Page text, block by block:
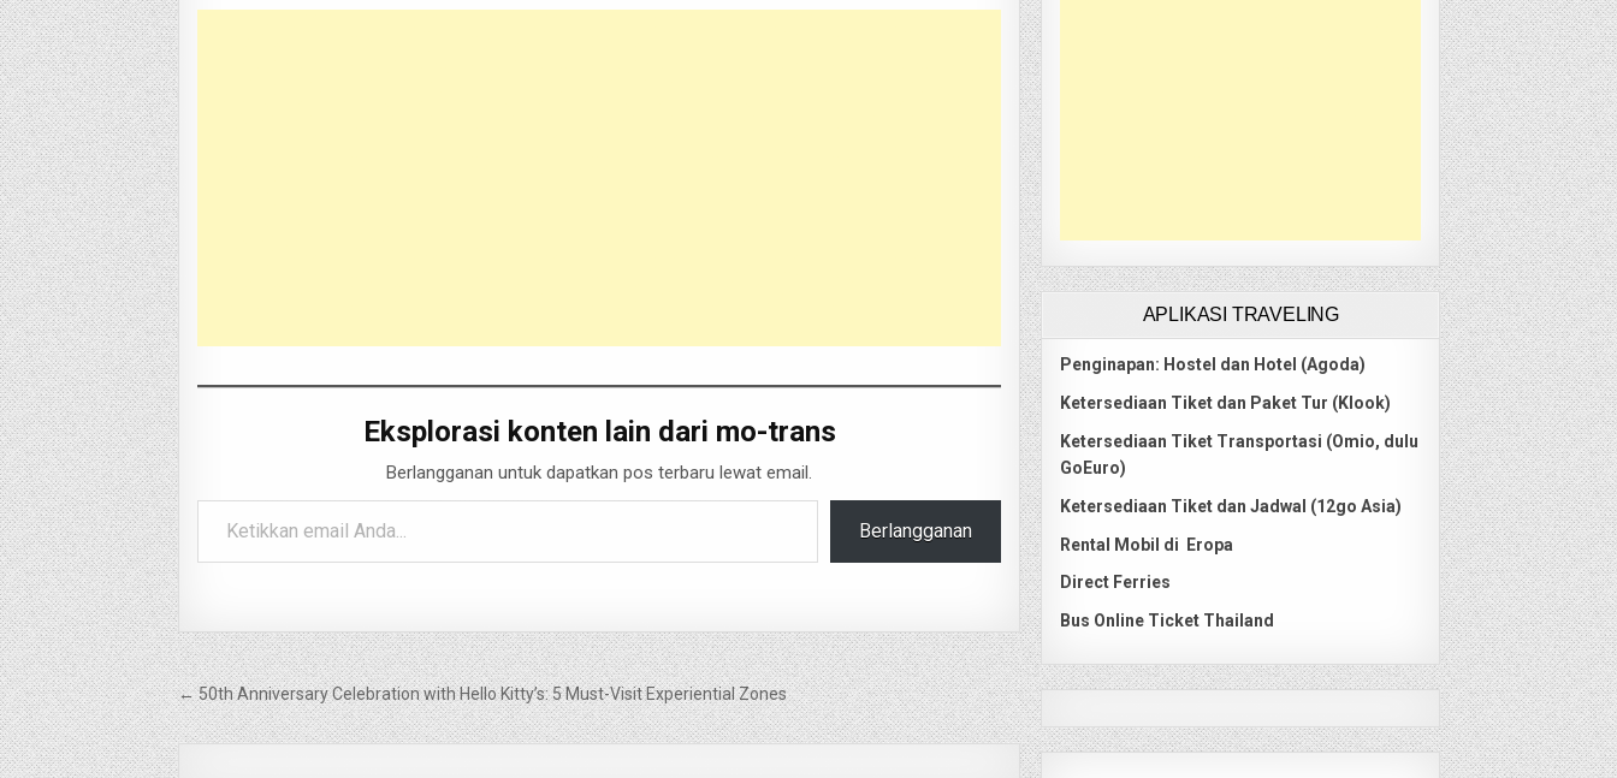
Eksplorasi konten lain dari mo-trans
Berlangganan untuk dapatkan pos terbaru lewat email.
Ketikkan email Anda...
Berlangganan
Navigasi
pos
← 50th Anniversary Celebration with Hello Kitty’s: 5 Must-Visit Experiential Zones
APLIKASI TRAVELING
Penginapan: Hostel dan Hotel (Agoda)
Ketersediaan Tiket dan Paket Tur (Klook)
Ketersediaan Tiket Transportasi (Omio, dulu
GoEuro)
Ketersediaan Tiket dan Jadwal (12go Asia)
Rental Mobil di Eropa
Direct Ferries
Bus Online Ticket Thailand